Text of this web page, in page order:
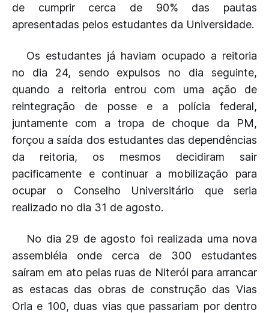
de cumprir cerca de 90% das pautas
apresentadas pelos estudantes da Universidade.
Os estudantes já haviam ocupado a reitoria
no dia 24, sendo expulsos no dia seguinte,
quando a reitoria entrou com uma ação de
reintegração de posse e a polícia federal,
juntamente com a tropa de choque da PM,
forçou a saída dos estudantes das dependências
da reitoria, os mesmos decidiram sair
pacificamente e continuar a mobilização para
ocupar o Conselho Universitário que seria
realizado no dia 31 de agosto.
No dia 29 de agosto foi realizada uma nova
assembléia onde cerca de 300 estudantes
saíram em ato pelas ruas de Niterói para arrancar
as estacas das obras de construção das Vias
Orla e 100, duas vias que passariam por dentro